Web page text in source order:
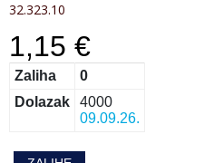
32.323.10
1,15 €
Zaliha
0
Dolazak
4000
09.09.26.